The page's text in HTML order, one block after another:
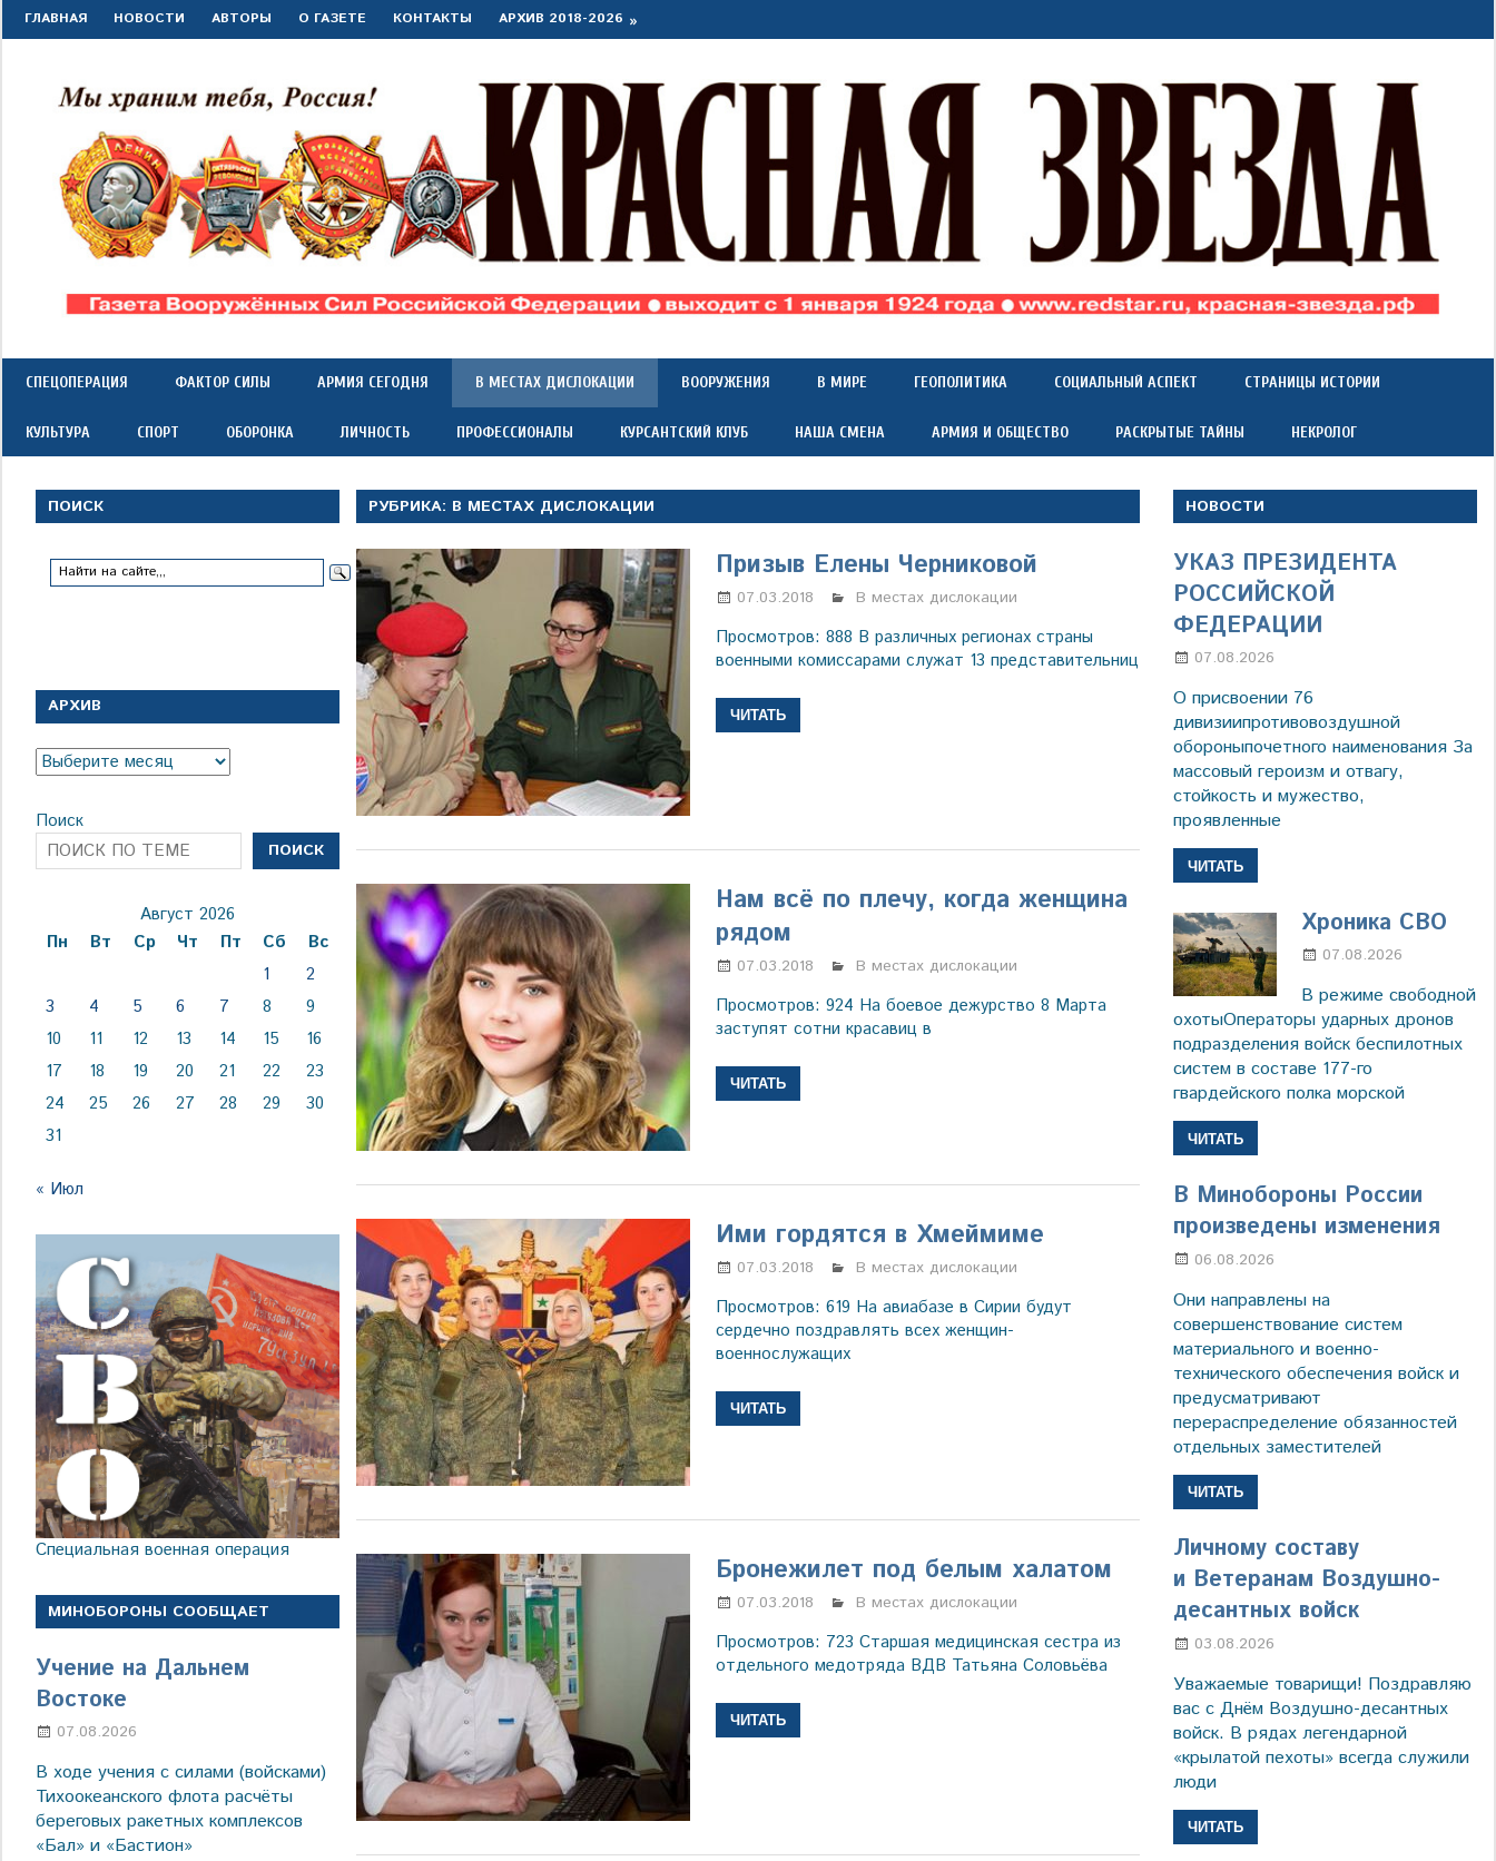
Перейти
к
ГЛАВНАЯ НОВОСТИ АВТОРЫ О ГАЗЕТЕ КОНТАКТЫ АРХИВ 2018-2026
"Красная
звезда"
Вооружённых
Сил
Федерации
*
1
1924
года
СПЕЦОПЕРАЦИЯ ФАКТОР СИЛЫ АРМИЯ СЕГОДНЯ В МЕСТАХ ДИСЛОКАЦИИ ВООРУЖЕНИЯ В МИРЕ ГЕОПОЛИТИКА СОЦИАЛЬНЫЙ АСПЕКТ СТРАНИЦЫ ИСТОРИИ
КУЛЬТУРА СПОРТ ОБОРОНКА ЛИЧНОСТЬ ПРОФЕССИОНАЛЫ КУРСАНТСКИЙ КЛУБ НАША СМЕНА АРМИЯ И ОБЩЕСТВО РАСКРЫТЫЕ ТАЙНЫ НЕКРОЛОГ
РУБРИКА: В МЕСТАХ ДИСЛОКАЦИИ
Призыв Елены Черниковой
07.03.2018 Марина Щербакова
В местах дислокации
Просмотров: 888 В различных регионах страны
военными комиссарами служат 13 представительниц
ЧИТАТЬ
Нам всё по плечу, когда женщина
рядом
07.03.2018 Марина Щербакова
В местах дислокации
Просмотров: 924 На боевое дежурство 8 Марта
заступят сотни красавиц в
ЧИТАТЬ
Ими гордятся в Хмеймиме
07.03.2018 Марина Щербакова
В местах дислокации
Просмотров: 619 На авиабазе в Сирии будут
сердечно поздравлять всех женщин-
военнослужащих
ЧИТАТЬ
Бронежилет под белым халатом
07.03.2018 Марина Щербакова
В местах дислокации
Просмотров: 723 Старшая медицинская сестра из
отдельного медотряда ВДВ Татьяна Соловьёва
ЧИТАТЬ
ПОИСК
АРХИВ
Архив
Поиск
ПОИСК
Август 2026
Пн
Вт Ср Чт Пт Сб
Вс
1
2
3
4 5 6 7 8
9
10
11 12 13 14 15
16
17
18 19 20 21 22
23
24
25 26 27 28 29
30
31
« Июл
Специальная военная операция
МИНОБОРОНЫ СООБЩАЕТ
Учение на Дальнем
Востоке
07.08.2026
В ходе учения с силами (войсками)
Тихоокеанского флота расчёты
береговых ракетных комплексов
«Бал» и «Бастион»
НОВОСТИ
УКАЗ ПРЕЗИДЕНТА
РОССИЙСКОЙ
ФЕДЕРАЦИИ
07.08.2026
О присвоении 76
дивизиипротивовоздушной
обороныпочетного наименования За
массовый героизм и отвагу,
стойкость и мужество,
проявленные
ЧИТАТЬ
Хроника СВО
07.08.2026
В режиме свободной
охотыОператоры ударных дронов
подразделения войск беспилотных
систем в составе 177-го
гвардейского полка морской
ЧИТАТЬ
В Минобороны России
произведены изменения
06.08.2026
Они направлены на
совершенствование систем
материального и военно-
технического обеспечения войск и
предусматривают
перераспределение обязанностей
отдельных заместителей
ЧИТАТЬ
Личному составу
и Ветеранам Воздушно-
десантных войск
03.08.2026
Уважаемые товарищи! Поздравляю
вас с Днём Воздушно-десантных
войск. В рядах легендарной
«крылатой пехоты» всегда служили
люди
ЧИТАТЬ